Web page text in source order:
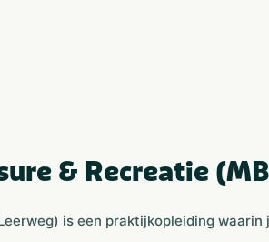
& Recreatie
is een praktijkopleiding waarin